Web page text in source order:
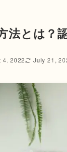
法とは？
4, 2022 July 21,